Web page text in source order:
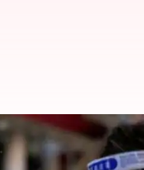
04:07 pm